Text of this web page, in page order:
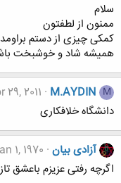
سلام
ممنون از لطفتون
کمکی چیزی از دستم
همیشه شاد و خوشبخت
M
M.AYDIN
29, 2011
دانشگاه خلافکاری
آزادی بیان 1, 1970
اگرچه رفتی عزیزم باعشق